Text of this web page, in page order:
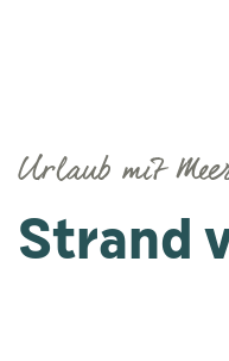
Strand
Urlaub mit